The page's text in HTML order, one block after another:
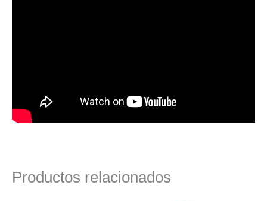
Productos relacionados